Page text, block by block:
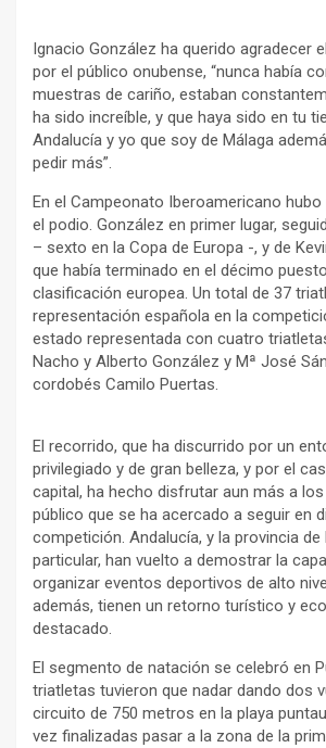
Ignacio González ha querido agradecer
por el público onubense, “nunca había
muestras de cariño, estaban
ha sido increíble, y que haya sido en tu
Andalucía y yo que soy de Málaga
pedir más”.
En el Campeonato Iberoamericano
el podio. González en primer lugar,
– sexto en la Copa de Europa -, y de
que había terminado en el décimo
clasificación europea. Un total de 37
representación española en la
estado representada con cuatro
Nacho y Alberto González y Mª José
cordobés Camilo Puertas.
El recorrido, que ha discurrido por un
privilegiado y de gran belleza, y por el
capital, ha hecho disfrutar aun más a
público que se ha acercado a seguir en
competición. Andalucía, y la provincia de
particular, han vuelto a demostrar la
organizar eventos deportivos de alto
además, tienen un retorno turístico y
destacado.
El segmento de natación se celebró en
triatletas tuvieron que nadar dando dos
circuito de 750 metros en la playa
vez finalizadas pasar a la zona de la